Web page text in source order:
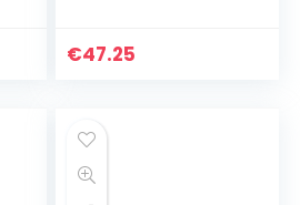
beeklopen
€47.25